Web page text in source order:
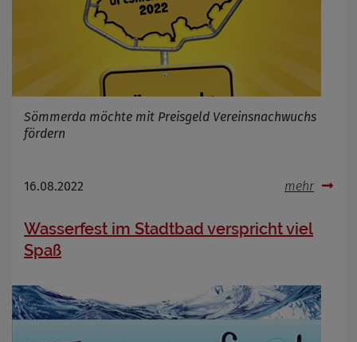
Sömmerda möchte mit Preisgeld Vereinsnachwuchs
fördern
16.08.2022 mehr
Wasserfest im Stadtbad verspricht viel
Spaß